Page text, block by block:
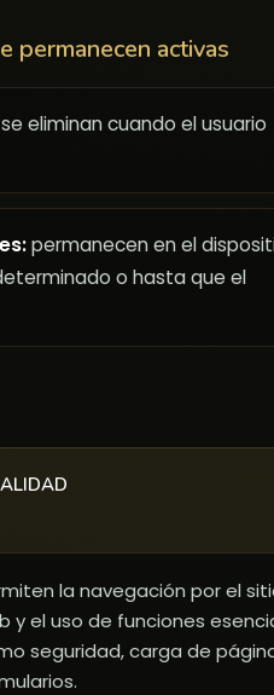
permanecen activas
se eliminan cuando el usuario
permanecen en el
o hasta que el
la navegación por el
y el uso de funciones
seguridad, carga de